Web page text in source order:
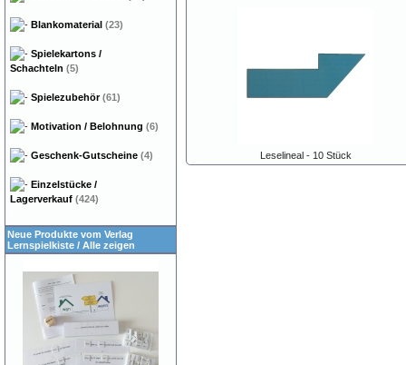
Leselineal - 10 Stück
Blankomaterial (23)
Spielekartons /
Schachteln (5)
Spielezubehör(61)
Motivation / Belohnung (6)
Geschenk-Gutscheine (4)
Einzelstücke /
Lagerverkauf (424)
Neue Produkte vom Verlag
Lernspielkiste / Alle zeigen